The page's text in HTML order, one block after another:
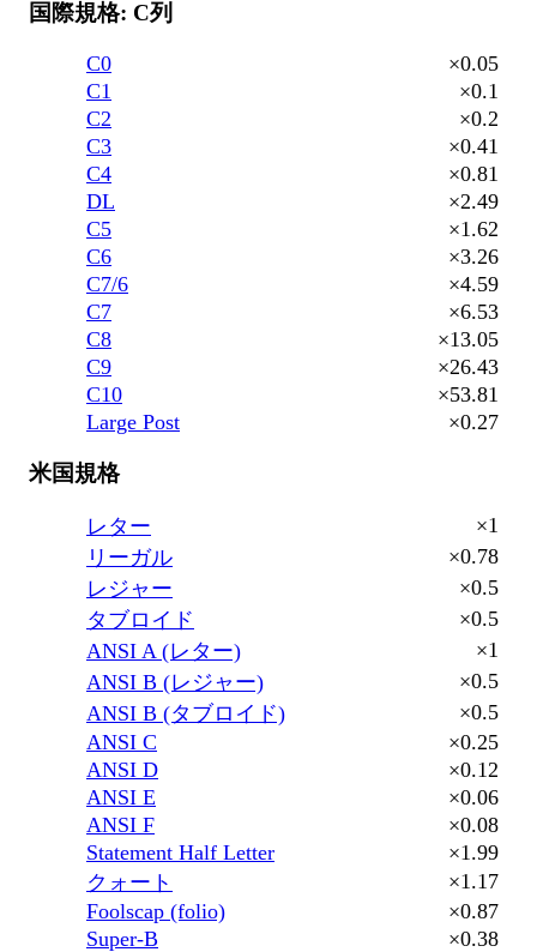
国際規格: C列
C0
×0.05
C1
×0.1
C2
×0.2
C3
×0.41
C4
×0.81
DL
×2.49
C5
×1.62
C6
×3.26
C7/6
×4.59
C7
×6.53
C8
×13.05
C9
×26.43
C10
×53.81
Large Post
×0.27
米国規格
レター
×1
リーガル
×0.78
レジャー
×0.5
タブロイド
×0.5
ANSI A (レター)
×1
ANSI B (レジャー)
×0.5
ANSI B (タブロイド)
×0.5
ANSI C
×0.25
ANSI D
×0.12
ANSI E
×0.06
ANSI F
×0.08
Statement Half Letter
×1.99
クォート
×1.17
Foolscap (folio)
×0.87
Super-B
×0.38